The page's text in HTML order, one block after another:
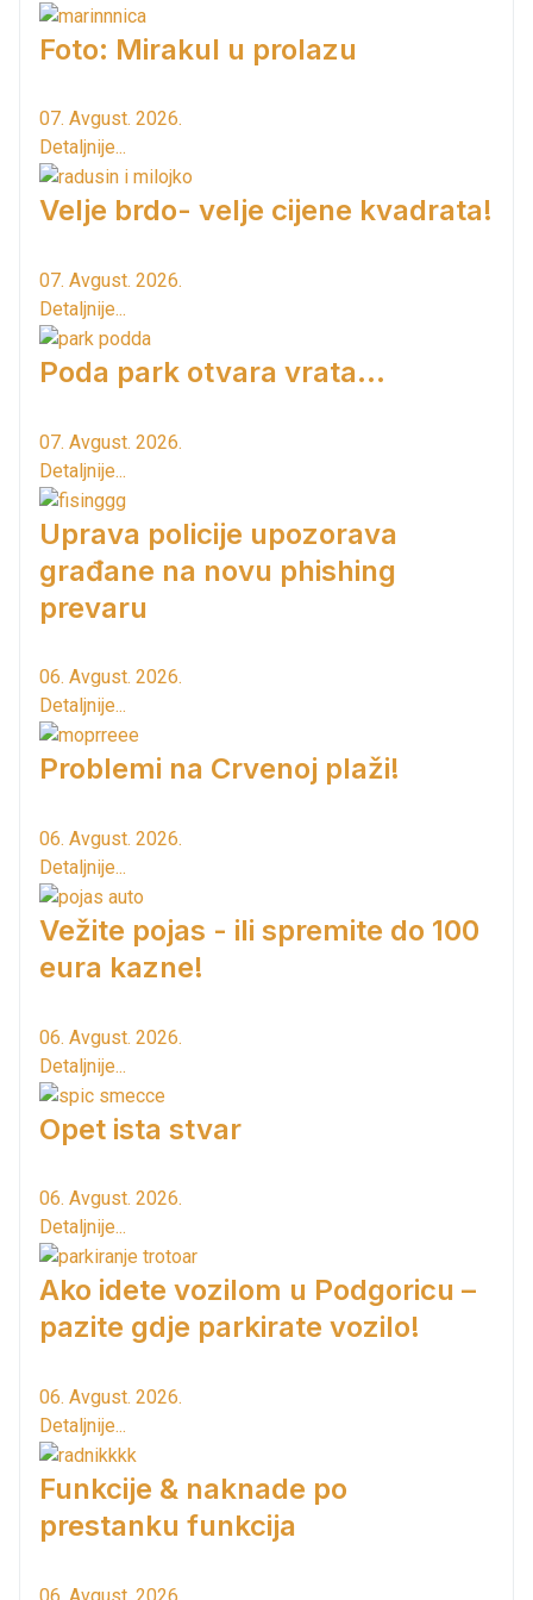
Foto: Mirakul u prolazu
07. Avgust. 2026.
Detaljnije...
Velje brdo- velje cijene kvadrata!
07. Avgust. 2026.
Detaljnije...
Poda park otvara vrata...
07. Avgust. 2026.
Detaljnije...
Uprava policije upozorava
građane na novu phishing
prevaru
06. Avgust. 2026.
Detaljnije...
Problemi na Crvenoj plaži!
06. Avgust. 2026.
Detaljnije...
Vežite pojas - ili spremite do 100
eura kazne!
06. Avgust. 2026.
Detaljnije...
Opet ista stvar
06. Avgust. 2026.
Detaljnije...
Ako idete vozilom u Podgoricu –
pazite gdje parkirate vozilo!
06. Avgust. 2026.
Detaljnije...
Funkcije & naknade po
prestanku funkcija